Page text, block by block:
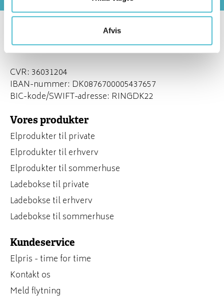
Afvis
Kontonummer: 7670 5437657
CVR: 36031204
IBAN-nummer: DK0876700005437657
BIC-kode/SWIFT-adresse: RINGDK22
Vores produkter
Elprodukter til private
Elprodukter til erhverv
Elprodukter til sommerhuse
Ladebokse til private
Ladebokse til erhverv
Ladebokse til sommerhuse
Kundeservice
Elpris - time for time
Kontakt os
Meld flytning